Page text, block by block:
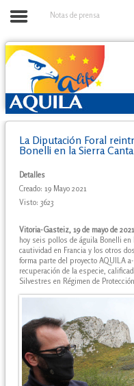
Notas de prensa
La Diputación Foral
Bonelli en la Sierra
Detalles
Creado: 19 Mayo 2021
Visto: 3623
Vitoria-Gasteiz, 19 de mayo de 2021
hoy seis pollos de águila Bonelli
cautividad en Francia y los otros
forma parte del proyecto AQUILA
recuperación de la especie,
Silvestres en Régimen de